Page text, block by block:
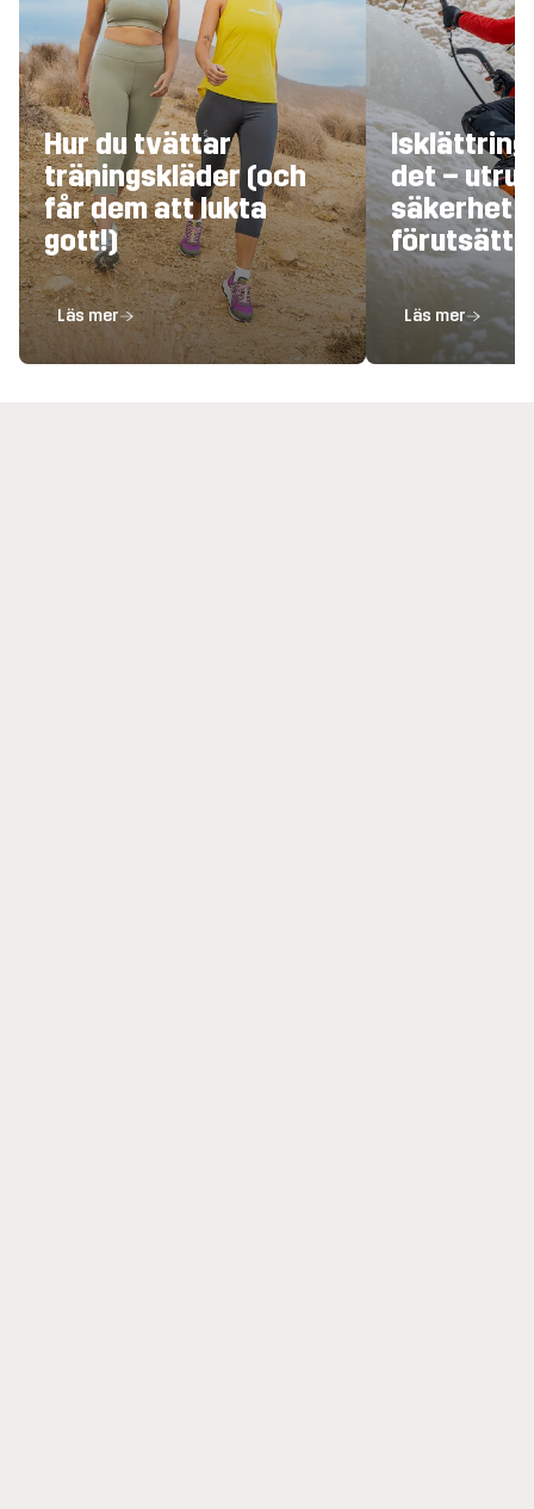
Hur du tvättar
träningskläder (och
får dem att lukta
gott!)
Läs mer
det –
säkerhet
Läs mer